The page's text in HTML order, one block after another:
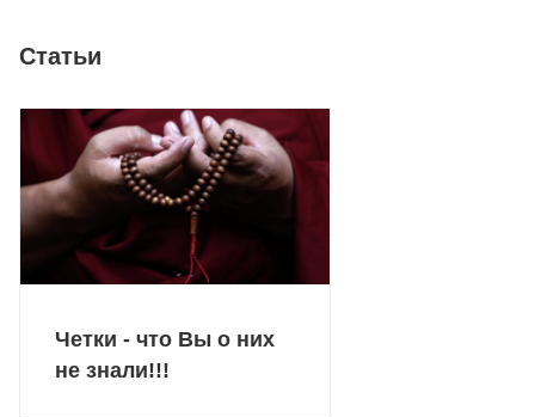
Статьи
Четки - что Вы о них
не знали!!!